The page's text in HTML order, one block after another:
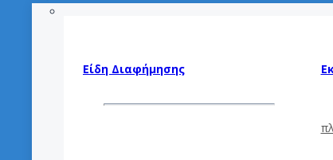
Είδη Διαφήμησης